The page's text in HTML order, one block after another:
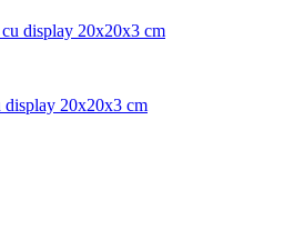
20x20x3 cm